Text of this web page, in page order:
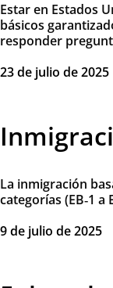
Estar en Estados
básicos
responder
23 de julio de 2025
La inmigración
categorías (EB‑1 a
9 de julio de 2025